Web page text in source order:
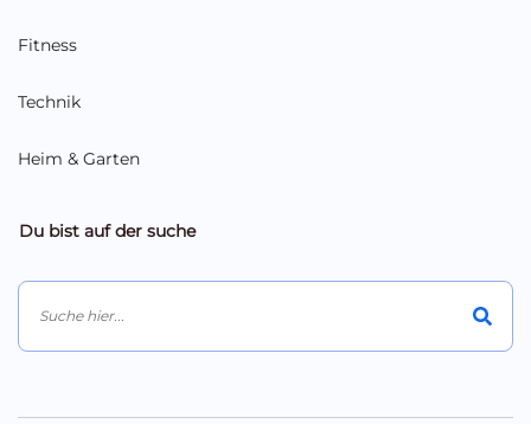
Fitness
Technik
Heim & Garten
Du bist auf der suche